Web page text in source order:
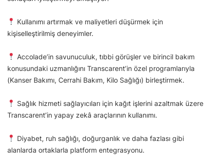
Kullanımı artırmak ve maliyetleri düşürmek için
kişiselleştirilmiş deneyimler.
Accolade’in savunuculuk, tıbbi görüşler ve birincil bakım
konusundaki uzmanlığını Transcarent’in özel programlarıyla
(Kanser Bakımı, Cerrahi Bakım, Kilo Sağlığı) birleştirmek.
Sağlık hizmeti sağlayıcıları için kağıt işlerini azaltmak üzere
Transcarent’in yapay zekâ araçlarının kullanımı.
Diyabet, ruh sağlığı, doğurganlık ve daha fazlası gibi
alanlarda ortaklarla platform entegrasyonu.